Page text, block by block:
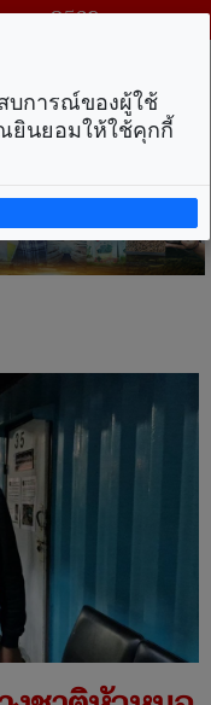
.ศ. 2569
บการณ์ของผู้ใช้
ยินยอมให้ใช้คุกกี้